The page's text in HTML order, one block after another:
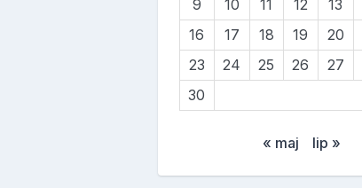
9
10 11 12 13
16
17 18 19 20
23
24 25 26 27
30
« maj lip »